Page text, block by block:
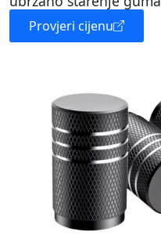
Provjeri cijenu